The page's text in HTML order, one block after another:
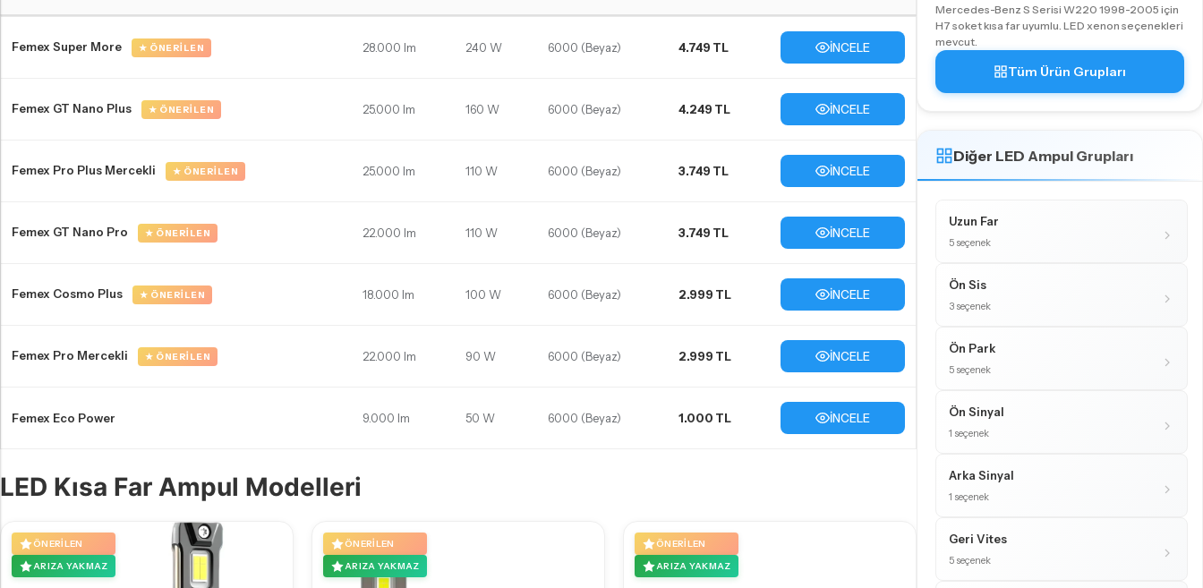
Femex Super More ★ ÖNERILEN 28.000 lm 240 W 6000 (Beyaz) 4.749 TL İNCELE
Femex GT Nano Plus ★ ÖNERILEN 25.000 lm 160 W 6000 (Beyaz) 4.249 TL İNCELE
Femex Pro Plus Mercekli ★ ÖNERILEN 25.000 lm 110 W 6000 (Beyaz) 3.749 TL İNCELE
Femex GT Nano Pro ★ ÖNERILEN 22.000 lm 110 W 6000 (Beyaz) 3.749 TL İNCELE
Femex Cosmo Plus ★ ÖNERILEN 18.000 lm 100 W 6000 (Beyaz) 2.999 TL İNCELE
Femex Pro Mercekli ★ ÖNERILEN 22.000 lm 90 W 6000 (Beyaz) 2.999 TL İNCELE
Femex Eco Power 9.000 lm 50 W 6000 (Beyaz) 1.000 TL İNCELE
LED Kısa Far Ampul Modelleri
ÖNERILEN
ARIZA YAKMAZ
ÖNERILEN
ARIZA YAKMAZ
ÖNERILEN
ARIZA YAKMAZ
Mercedes-Benz S Serisi W220 1998-2005 için
H7 soket kısa far uyumlu. LED xenon seçenekleri
mevcut.
Tüm Ürün Grupları
Diğer LED Ampul Grupları
Uzun Far
5 seçenek
Ön Sis
3 seçenek
Ön Park
5 seçenek
Ön Sinyal
1 seçenek
Arka Sinyal
1 seçenek
Geri Vites
5 seçenek